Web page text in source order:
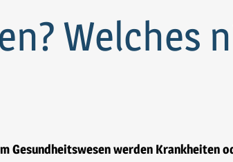
Welches
Gesundheitswesen werden Krankheiten